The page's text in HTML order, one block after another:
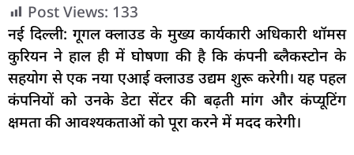
Post Views: 133
नई दिल्ली: गूगल क्लाउड के मुख्य कार्यकारी अधिकारी थॉमस
कुरियन ने हाल ही में घोषणा की है कि कंपनी ब्लैकस्टोन के
सहयोग से एक नया एआई क्लाउड उद्यम शुरू करेगी। यह पहल
कंपनियों को उनके डेटा सेंटर की बढ़ती मांग और कंप्यूटिंग
क्षमता की आवश्यकताओं को पूरा करने में मदद करेगी।